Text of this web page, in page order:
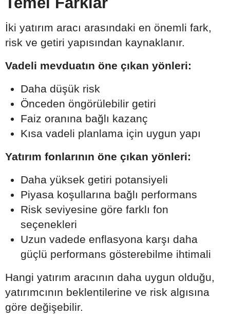
İki yatırım aracı arasındaki en önemli fark,
risk ve getiri yapısından kaynaklanır.
Vadeli mevduatın öne çıkan yönleri:
Daha düşük risk
Önceden öngörülebilir getiri
Faiz oranına bağlı kazanç
Kısa vadeli planlama için uygun yapı
Yatırım fonlarının öne çıkan yönleri:
Daha yüksek getiri potansiyeli
Piyasa koşullarına bağlı performans
Risk seviyesine göre farklı fon
seçenekleri
Uzun vadede enflasyona karşı daha
güçlü performans gösterebilme ihtimali
Hangi yatırım aracının daha uygun olduğu,
yatırımcının beklentilerine ve risk algısına
göre değişebilir.